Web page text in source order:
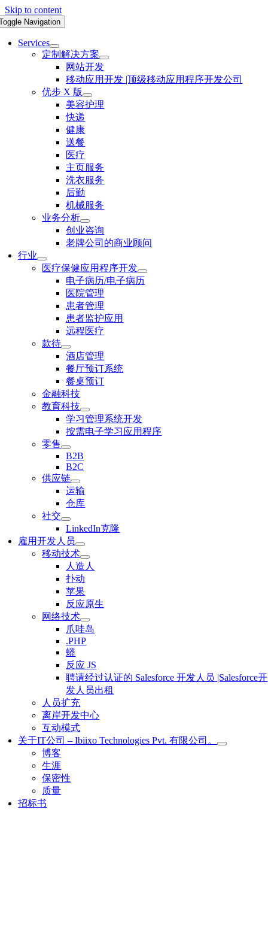
Skip to content
Navigation
Services
定制解决方案
网站开发
移动应用开发 |顶级移动应用程序开发公司
优步 X 版
美容护理
快递
健康
送餐
医疗
主页服务
洗衣服务
后勤
机械服务
业务分析
创业咨询
老牌公司的商业顾问
行业
医疗保健应用程序开发
电子病历/电子病历
医院管理
患者管理
患者监护应用
远程医疗
款待
酒店管理
餐厅预订系统
餐桌预订
金融科技
教育科技
学习管理系统开发
按需电子学习应用程序
零售
B2B
B2C
供应链
运输
仓库
社交
LinkedIn克隆
雇用开发人员
移动技术
人造人
扑动
苹果
反应原生
网络技术
爪哇岛
.PHP
蟒
反应 JS
聘请经过认证的 Salesforce 开发人员 |Salesforce开
发人员出租
人员扩充
离岸开发中心
互动模式
关于IT公司 – Ibiixo Technologies Pvt. 有限公司。
博客
生涯
保密性
质量
招标书